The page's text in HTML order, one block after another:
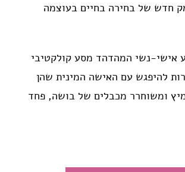
חדש של בחירה בחיים בעוצמה
אישי-נשי המהדהד מסע קולקטיבי
להיפגש עם האישה המינית שהן
ומשוחרר מכבלים של בושה, פחד